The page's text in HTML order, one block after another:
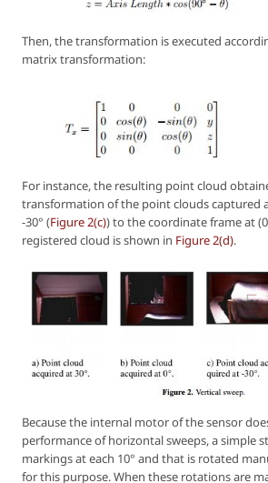
Then, the transformation is executed
matrix transformation:
For instance, the resulting point cloud
transformation of the point clouds captured
-30° (Figure 2(c)) to the coordinate frame at
registered cloud is shown in Figure 2(d).
Because the internal motor of the sensor
performance of horizontal sweeps, a simple
markings at each 10° and that is rotated
for this purpose. When these rotations are